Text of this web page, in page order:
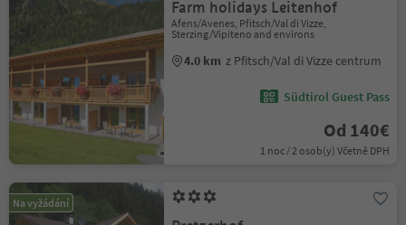
Farm holidays Leitenhof
Afens/Avenes, Pfitsch/Val di Vizze,
Sterzing/Vipiteno and environs
4.0 km z Pfitsch/Val di Vizze centrum
Südtirol Guest Pass
Od 140€
1 noc / 2 osob(y) Včetně DPH
Na vyžádání